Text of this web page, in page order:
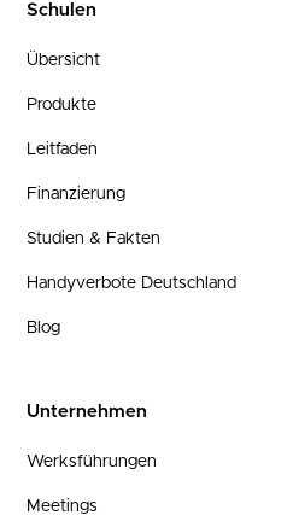
Schulen
Übersicht
Produkte
Leitfaden
Finanzierung
Studien & Fakten
Handyverbote Deutschland
Blog
Unternehmen
Werksführungen
Meetings